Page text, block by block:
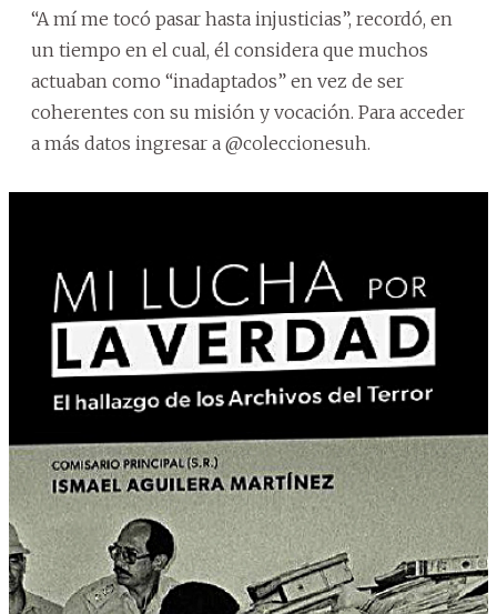
“A mí me tocó pasar hasta injusticias”, recordó, en
un tiempo en el cual, él considera que muchos
actuaban como “inadaptados” en vez de ser
coherentes con su misión y vocación. Para acceder
a más datos ingresar a @coleccionesuh.